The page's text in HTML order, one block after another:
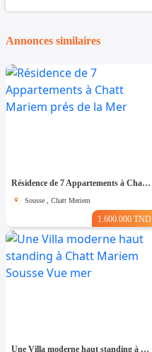
Annonces similaires
Résidence de 7 Appartements à Chatt Mariem prés de la Mer
Sousse , Chatt Meriem
1.600.000 TND
Une Villa moderne haut standing à Chatt Mariem Sousse Vue mer